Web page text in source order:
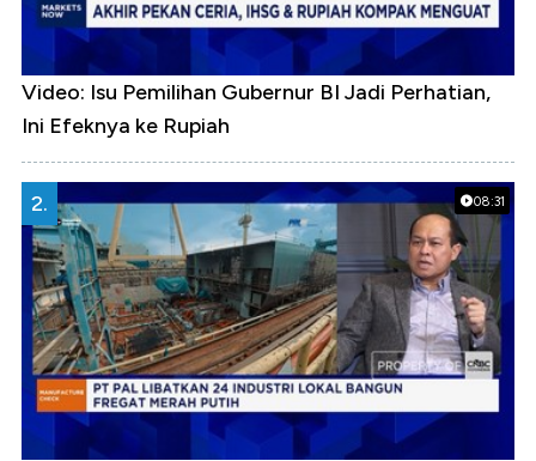
Video: Isu Pemilihan Gubernur BI Jadi Perhatian,
Ini Efeknya ke Rupiah
08:31
2.